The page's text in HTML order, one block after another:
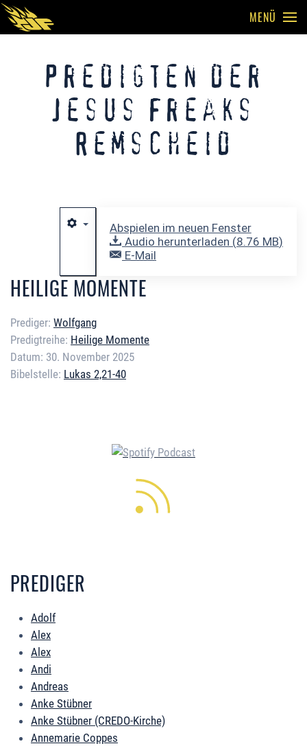
MENÜ
Predigten der
Jesus Freaks
Remscheid
Abspielen im neuen Fenster
Audio herunterladen (8.76 MB)
E-Mail
HEILIGE MOMENTE
Prediger: Wolfgang
Predigtreihe: Heilige Momente
Datum: 30. November 2025
Bibelstelle: Lukas 2,21-40
PREDIGER
Adolf
Alex
Alex
Andi
Andreas
Anke Stübner
Anke Stübner (CREDO-Kirche)
Annemarie Coppes